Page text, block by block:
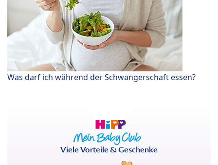
Was darf ich während der Schwangerschaft essen?
Viele Vorteile & Geschenke